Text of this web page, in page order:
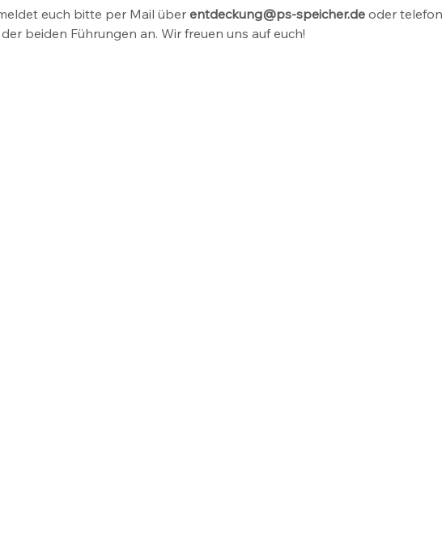
euch bitte per Mail über entdeckung@ps-speicher.de oder
beiden Führungen an. Wir freuen uns auf euch!